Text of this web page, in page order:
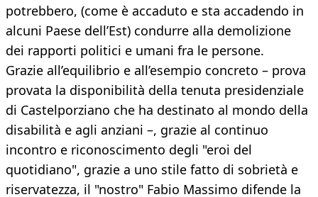
potrebbero, (come è accaduto e sta accadendo in
alcuni Paese dell’Est) condurre alla demolizione
dei rapporti politici e umani fra le persone.
Grazie all’equilibrio e all’esempio concreto – prova
provata la disponibilità della tenuta presidenziale
di Castelporziano che ha destinato al mondo della
disabilità e agli anziani –, grazie al continuo
incontro e riconoscimento degli "eroi del
quotidiano", grazie a uno stile fatto di sobrietà e
riservatezza, il "nostro" Fabio Massimo difende la